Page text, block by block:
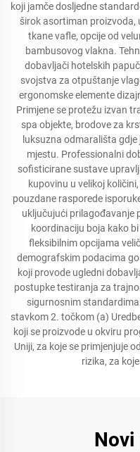
koji jamče dosljedne
širok asortiman proizvoda,
tkane vafle, opcije od
bambusovog vlakna.
dobavljači hotelskih
svojstva za otpuštanje
ergonomske elemente
Primjene se protežu izvan
spa objekte, brodove za
luksuzna odmarališta
mjestu. Professionalni
sofisticirane sustave
kupovinu u velikoj
pouzdane rasporede
uključujući prilagođavanje
koordinaciju boja kako
fleksibilnim opcijama
demografskim podacima
koji provode ugledni
postupke testiranja za
sigurnosnim
stavkom 2. točkom (a)
koji se proizvode u okviru
Uniji, za koje se primjenjuje
rizika, za
Novi